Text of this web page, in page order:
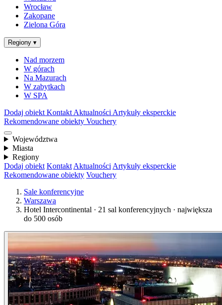
Wrocław
Zakopane
Zielona Góra
Regiony ▾
Nad morzem
W górach
Na Mazurach
W zabytkach
W SPA
Dodaj obiekt Kontakt Aktualności Artykuły eksperckie
Rekomendowane obiekty Vouchery
Województwa
Miasta
Regiony
Dodaj obiekt Kontakt Aktualności Artykuły eksperckie
Rekomendowane obiekty Vouchery
Sale konferencyjne
Warszawa
Hotel Intercontinental · 21 sal konferencyjnych · największa
do 500 osób